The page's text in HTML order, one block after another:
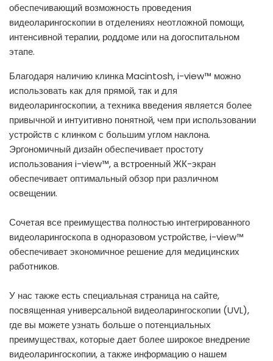
обеспечивающий возможность проведения
видеоларингоскопии в отделениях неотложной помощи,
интенсивной терапии, роддоме или на догоспитальном
этапе.
Благодаря наличию клинка Macintosh, i-view™ можно
использовать как для прямой, так и для
видеоларингоскопии, а техника введения является более
привычной и интуитивно понятной, чем при использовании
устройств с клинком с большим углом наклона.
Эргономичный дизайн обеспечивает простоту
использования i-view™, а встроенный ЖК-экран
обеспечивает оптимальный обзор при различном
освещении.
Сочетая все преимущества полностью интегрированного
видеоларингоскопа в одноразовом устройстве, i-view™
обеспечивает экономичное решение для медицинских
работников.
У нас также есть специальная страница на сайте,
посвященная универсальной видеоларингоскопии (UVL),
где вы можете узнать больше о потенциальных
преимуществах, которые дает более широкое внедрение
видеоларингоскопии, а также информацию о нашем